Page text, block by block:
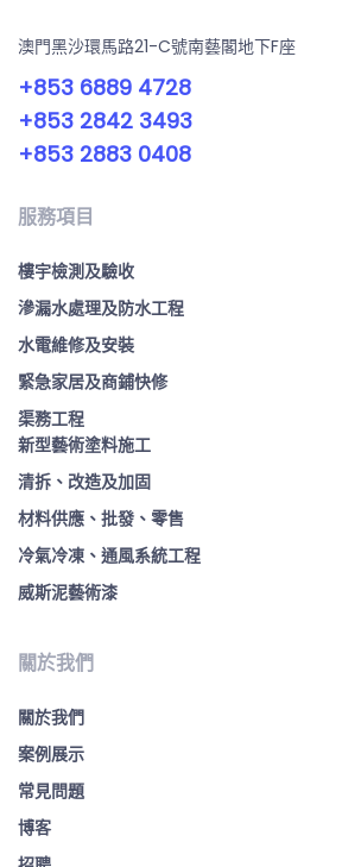
澳門黑沙環馬路21-C號南藝閣地下F座
+853 6889 4728
+853 2842 3493
+853 2883 0408
服務項目
樓宇檢測及驗收
滲漏水處理及防水工程
水電維修及安裝
緊急家居及商鋪快修
渠務工程
新型藝術塗料施工
清拆、改造及加固
材料供應、批發、零售
冷氣冷凍、通風系統工程
威斯泥藝術漆
關於我們
關於我們
案例展示
常見問題
博客